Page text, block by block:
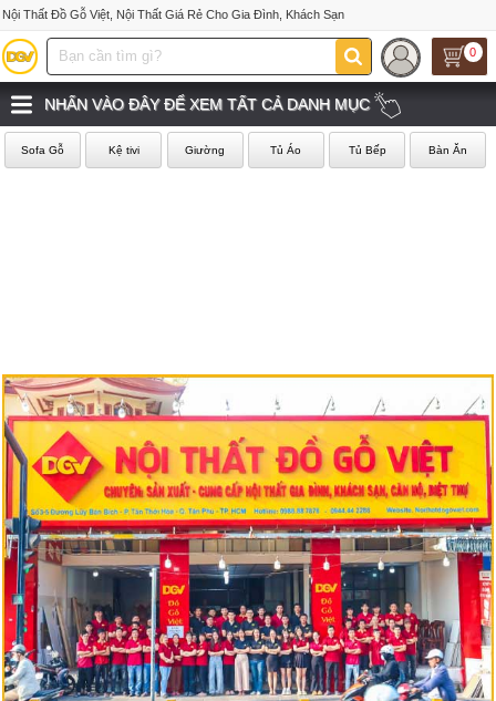
Nội Thất Đồ Gỗ Việt, Nội Thất Giá Rẻ Cho Gia Đình, Khách Sạn
0
NHẤN VÀO ĐÂY ĐỂ XEM TẤT CẢ DANH MỤC
Sofa Gỗ Kệ tivi Giường Tủ Áo Tủ Bếp Bàn Ăn